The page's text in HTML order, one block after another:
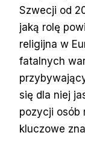
Szwecji od
jaką rolę
religijna w
fatalnych
się dla niej
pozycji osób
kluczowe